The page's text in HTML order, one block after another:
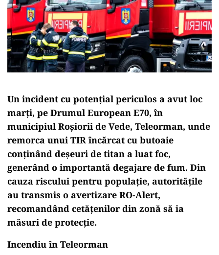
Un incident cu potențial periculos a avut loc
marți, pe Drumul European E70, în
municipiul Roșiorii de Vede, Teleorman, unde
remorca unui TIR încărcat cu butoaie
conținând deșeuri de titan a luat foc,
generând o importantă degajare de fum. Din
cauza riscului pentru populație, autoritățile
au transmis o avertizare RO-Alert,
recomandând cetățenilor din zonă să ia
măsuri de protecție.
Incendiu în Teleorman